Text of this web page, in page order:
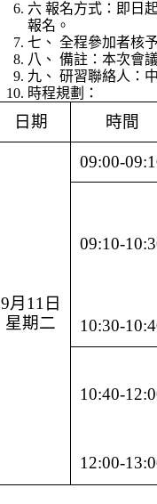
六 報名方式：即日
報名。
七、 全程參加者核
八、 備註：本次會
九、 研習聯絡人：
時程規劃：
日期 時間
9月11日
星期二
09:00-
09:10-
10:30-
10:40-
12:00-